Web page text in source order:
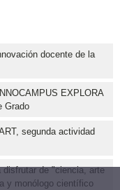
docente de la
EXPLORA
Grado
segunda actividad
de "ciencia, arte
y monólogo científico